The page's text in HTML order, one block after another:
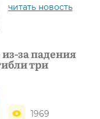
читать новость
за падения
три
1969